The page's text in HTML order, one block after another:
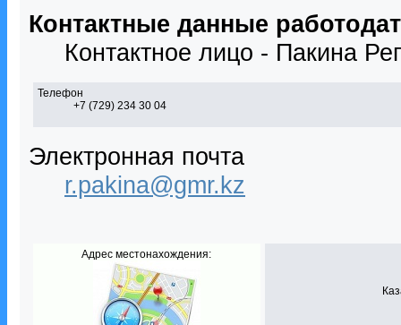
Контактные данные
Контактное лицо - Пакина
Телефон
+7 (729) 234 30 04
Электронная почта
r.pakina@gmr.kz
Адрес местонахождения: